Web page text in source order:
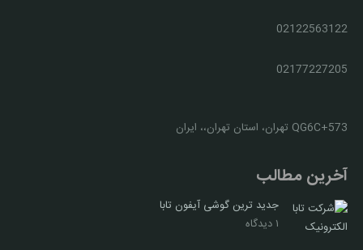
02122563122
02177227205
QG6C+573 تهران، استان تهران،، ایران
آخرین مطالب
جدید ترین گوشی آیفون تابا
۱ دیدگاه